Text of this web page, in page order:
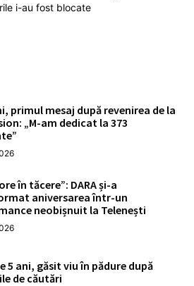
i-au fost blocate
primul mesaj după revenirea de la
„M-am dedicat la 373
în tăcere”: DARA și-a
aniversarea într-un
neobișnuit la Telenești
5 ani, găsit viu în pădure după
de căutări